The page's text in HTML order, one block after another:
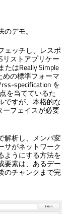
デモ。
ェッチし、レスポ
リストアプリケー
たはReally Simple
めの標準フォーマ
specification を
を当てているた
ですが、本格的な
ーフェイスが必要
解析し、メンバ変
サがネットワーク
ようにする方法を
要素は、あるデー
のチャンクまで完